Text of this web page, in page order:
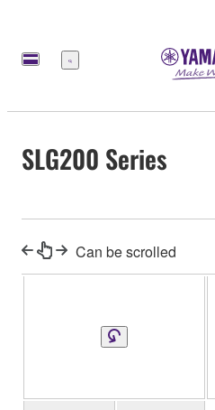
Menu
SLG200 Series
Can be scrolled